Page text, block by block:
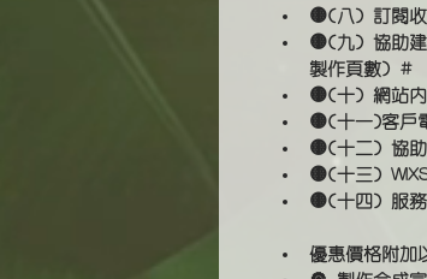
🟡(八) 訂閱
🟡(九) 協助建
製作頁數) #
🟡(十) 網站內
🟡(十一)客戶
🟡(十二) 協
🟡(十三)
🟡(十四) 服
優惠價格附加